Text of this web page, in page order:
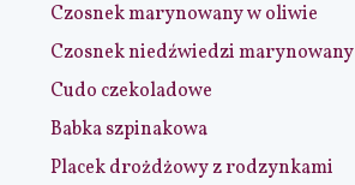
Czosnek marynowany w oliwie
Czosnek niedźwiedzi marynowany
Cudo czekoladowe
Babka szpinakowa
Placek drożdżowy z rodzynkami